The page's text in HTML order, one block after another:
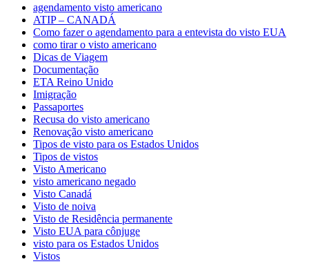
agendamento visto americano
ATIP – CANADÁ
Como fazer o agendamento para a entevista do visto EUA
como tirar o visto americano
Dicas de Viagem
Documentação
ETA Reino Unido
Imigração
Passaportes
Recusa do visto americano
Renovação visto americano
Tipos de visto para os Estados Unidos
Tipos de vistos
Visto Americano
visto americano negado
Visto Canadá
Visto de noiva
Visto de Residência permanente
Visto EUA para cônjuge
visto para os Estados Unidos
Vistos